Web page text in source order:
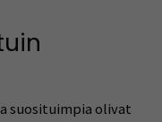
suosituimpia olivat